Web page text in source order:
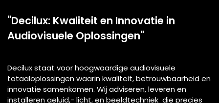
"Decilux: Kwaliteit en Innovatie in
Audiovisuele Oplossingen"
Decilux staat voor hoogwaardige audiovisuele
totaaloplossingen waarin kwaliteit, betrouwbaarheid en
innovatie samenkomen. Wij adviseren, leveren en
installeren geluid,- licht, en beeldtechniek die precies